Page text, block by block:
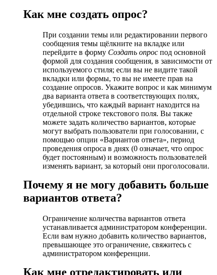
Как мне создать опрос?
При создании темы или редактировании первого
сообщения темы щёлкните на вкладке или
перейдите в форму Создать опрос под основной
формой для создания сообщения, в зависимости от
используемого стиля; если вы не видите такой
вкладки или формы, то вы не имеете прав на
создание опросов. Укажите вопрос и как минимум
два варианта ответа в соответствующих полях,
убедившись, что каждый вариант находится на
отдельной строке текстового поля. Вы также
можете задать количество вариантов, которые
могут выбрать пользователи при голосовании, с
помощью опции «Вариантов ответа», период
проведения опроса в днях (0 означает, что опрос
будет постоянным) и возможность пользователей
изменять вариант, за который они проголосовали.
Почему я не могу добавить больше
вариантов ответа?
Ограничение количества вариантов ответа
устанавливается администратором конференции.
Если вам нужно добавить количество вариантов,
превышающее это ограничение, свяжитесь с
администратором конференции.
Как мне отредактировать или